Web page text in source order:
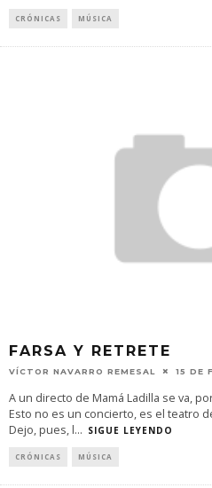
CRÓNICAS MÚSICA
FARSA Y RETRETE
VÍCTOR NAVARRO REMESAL 15 DE
A un directo de Mamá Ladilla se va,
Esto no es un concierto, es el teatro
Dejo, pues, l... SIGUE LEYENDO
CRÓNICAS MÚSICA